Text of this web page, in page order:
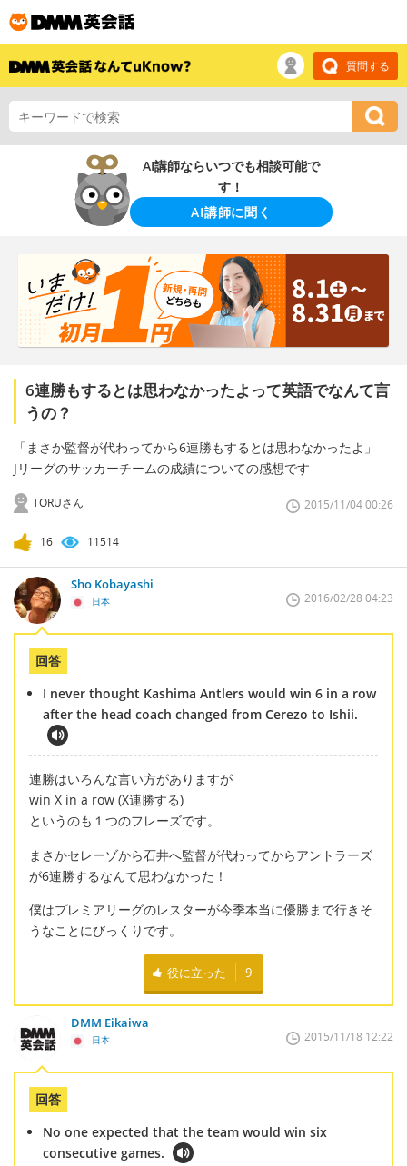
質問する
AI講師ならいつでも相談可能で
す！
AI講師に聞く
6連勝もするとは思わなかったよって英語でなんて言
うの？
「まさか監督が代わってから6連勝もするとは思わなかったよ」
Jリーグのサッカーチームの成績についての感想です
TORUさん 2015/11/04 00:26
16 11514
Sho Kobayashi
日本 2016/02/28 04:23
回答
I never thought Kashima Antlers would win 6 in a row
after the head coach changed from Cerezo to Ishii.
連勝はいろんな言い方がありますが
win X in a row (X連勝する)
というのも１つのフレーズです。
まさかセレーゾから石井へ監督が代わってからアントラーズ
が6連勝するなんて思わなかった！
僕はプレミアリーグのレスターが今季本当に優勝まで行きそ
うなことにびっくりです。
役に立った 9
DMM Eikaiwa
日本 2015/11/18 12:22
回答
No one expected that the team would win six
consecutive games.